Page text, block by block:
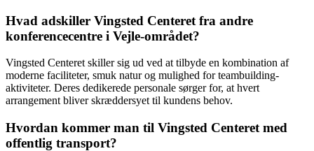
Hvad adskiller Vingsted Centeret fra andre
konferencecentre i Vejle-området?
Vingsted Centeret skiller sig ud ved at tilbyde en kombination af
moderne faciliteter, smuk natur og mulighed for teambuilding-
aktiviteter. Deres dedikerede personale sørger for, at hvert
arrangement bliver skræddersyet til kundens behov.
Hvordan kommer man til Vingsted Centeret med
offentlig transport?